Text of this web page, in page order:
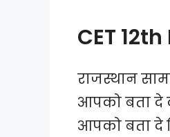
CET
राजस्थान
आपको बता दे
आपको बता दे